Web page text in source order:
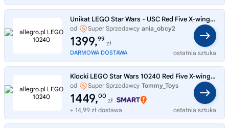
Unikat LEGO Star Wars - USC Red Five X-wing Starfighter !10240
od Super Sprzedawcy ania_obcy2
1399,99
zł
DARMOWA DOSTAWA ostatnia sztuka
Klocki LEGO Star Wars 10240 Red Five X-wing Starfighter
od Super Sprzedawcy Tommy_Toys
1449,00
zł
+ 14,99 zł dostawa
ostatnia sztuka